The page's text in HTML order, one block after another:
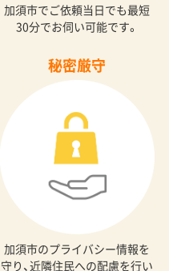
加須市でご依頼当日でも最短
30分でお伺い可能です。
秘密厳守
加須市のプライバシー情報を
守り、近隣住民への配慮を行い